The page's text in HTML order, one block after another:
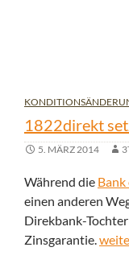
1822direkt
5. MÄRZ 2014
Während die Bank
einen anderen
Direkbank-
Zinsgarantie.